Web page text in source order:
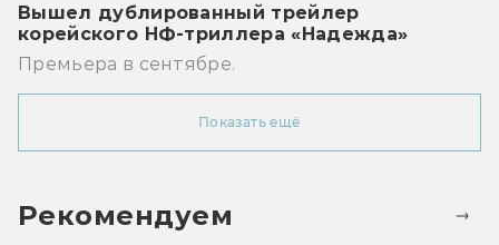
Вышел дублированный трейлер
корейского НФ-триллера «Надежда»
Премьера в сентябре.
Показать ещё
Рекомендуем